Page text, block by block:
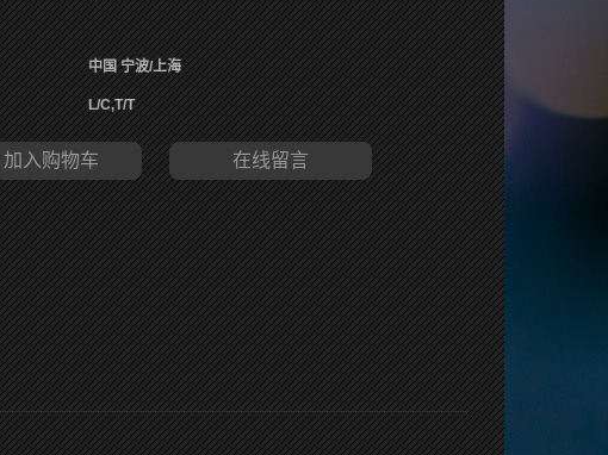
中国 宁波/上海
L/C,T/T
加入购物车 在线留言